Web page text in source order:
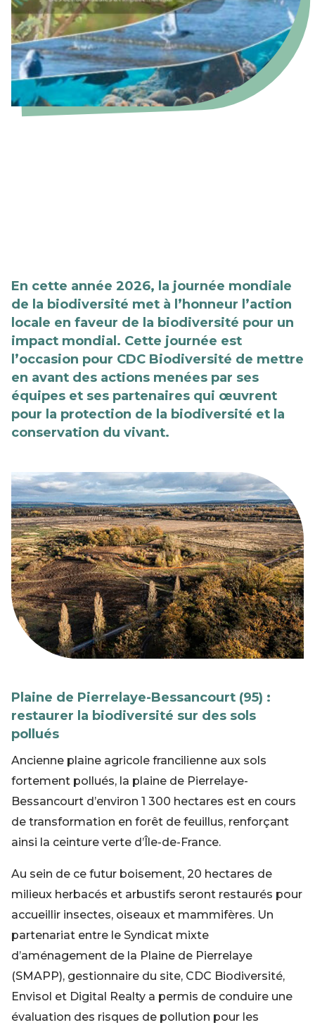
En cette année 2026, la journée mondiale
de la biodiversité met à l’honneur l’action
locale en faveur de la biodiversité pour un
impact mondial. Cette journée est
l’occasion pour CDC Biodiversité de mettre
en avant des actions menées par ses
équipes et ses partenaires qui œuvrent
pour la protection de la biodiversité et la
conservation du vivant.
Plaine de Pierrelaye-Bessancourt (95) :
restaurer la biodiversité sur des sols
pollués
Ancienne plaine agricole francilienne aux sols
fortement pollués, la plaine de Pierrelaye-
Bessancourt d’environ 1 300 hectares est en cours
de transformation en forêt de feuillus, renforçant
ainsi la ceinture verte d’Île-de-France.
Au sein de ce futur boisement, 20 hectares de
milieux herbacés et arbustifs seront restaurés pour
accueillir insectes, oiseaux et mammifères. Un
partenariat entre le Syndicat mixte
d’aménagement de la Plaine de Pierrelaye
(SMAPP), gestionnaire du site, CDC Biodiversité,
Envisol et Digital Realty a permis de conduire une
évaluation des risques de pollution pour les